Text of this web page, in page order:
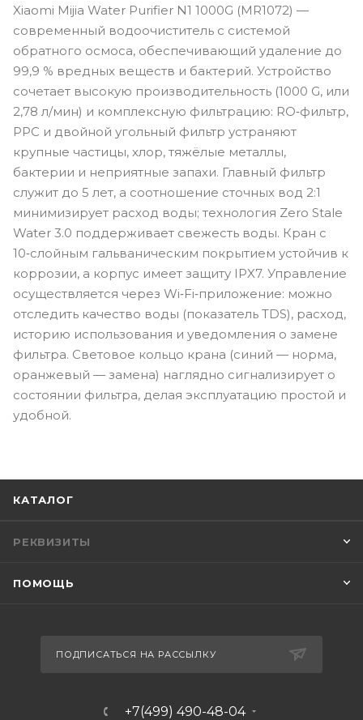
Xiaomi Mijia Water Purifier N1 1000G (MR1072) —
современный водоочиститель с системой
обратного осмоса, обеспечивающий удаление до
99,9 % вредных веществ и бактерий. Устройство
сочетает высокую производительность (1000 G, или
2,78 л/мин) и комплексную фильтрацию: RO‑фильтр,
PPC и двойной угольный фильтр устраняют
крупные частицы, хлор, тяжёлые металлы,
бактерии и неприятные запахи. Главный фильтр
служит до 5 лет, а соотношение сточных вод 2:1
минимизирует расход воды; технология Zero Stale
Water 3.0 поддерживает свежесть воды. Кран с
10‑слойным гальваническим покрытием устойчив к
коррозии, а корпус имеет защиту IPX7. Управление
осуществляется через Wi‑Fi‑приложение: можно
отследить качество воды (показатель TDS), расход,
историю использования и уведомления о замене
фильтра. Световое кольцо крана (синий — норма,
оранжевый — замена) наглядно сигнализирует о
состоянии фильтра, делая эксплуатацию простой и
удобной.
КАТАЛОГ
РЕКВИЗИТЫ
ПОМОЩЬ
ПОДПИСАТЬСЯ НА РАССЫЛКУ
+7(499) 490-48-04